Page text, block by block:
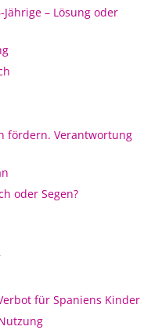
– Lösung oder
fördern. Verantwortung
oder Segen?
für Spaniens Kinder